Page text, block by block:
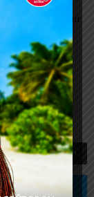
navigateur pour
par e-mail.
e-mail.